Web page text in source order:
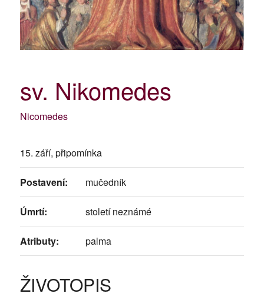
sv. Nikomedes
Nicomedes
15. září, připomínka
Postavení: mučedník
Úmrtí: století neznámé
Atributy: palma
ŽIVOTOPIS